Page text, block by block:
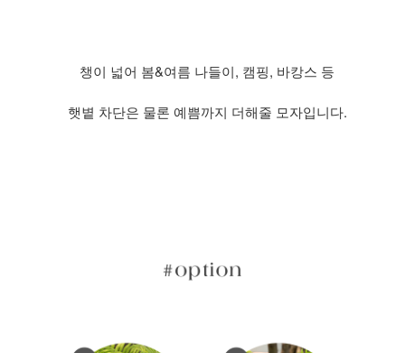
챙이 넓어 봄&여름 나들이, 캠핑, 바캉스 등
햇볕 차단은 물론 예쁨까지 더해줄 모자입니다.